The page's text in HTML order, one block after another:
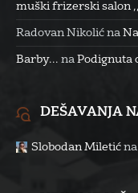
muški frizerski salon
Radovan Nikolić na
Barby... na Podignuta
DEŠAVANJA
Slobodan Miletić na